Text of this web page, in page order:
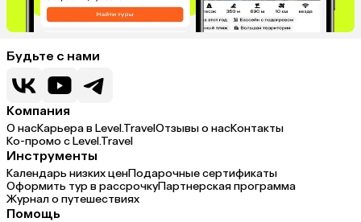
Будьте с нами
Компания
О насКарьера в Level.TravelОтзывы о насКонтакты
Ко-промо с Level.Travel
Инструменты
Календарь низких ценПодарочные сертификаты
Оформить тур в рассрочкуПартнерская программа
Журнал о путешествиях
Помощь